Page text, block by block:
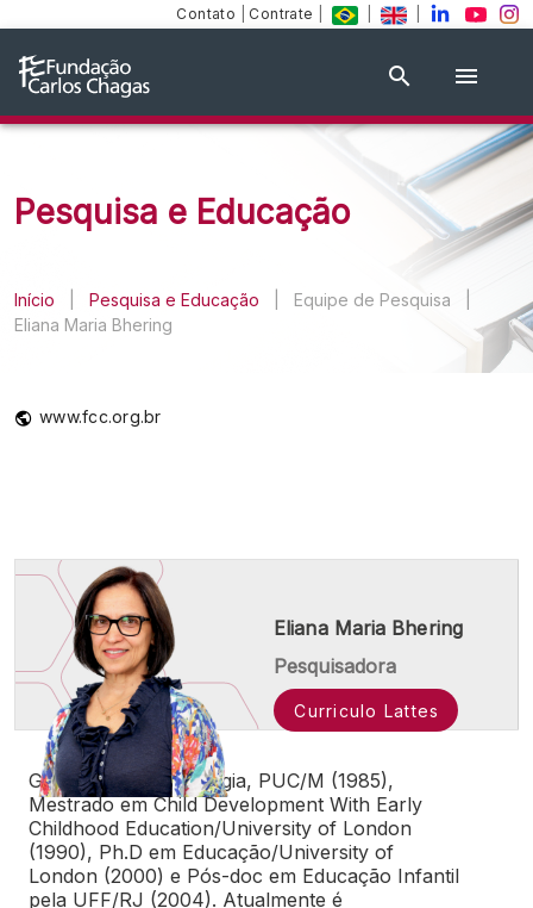
Contato Contrate
Pesquisa e Educação
Início Pesquisa e Educação Equipe de Pesquisa
Eliana Maria Bhering
www.fcc.org.br
Eliana Maria Bhering
Pesquisadora
Curriculo Lattes
Graduada em Psicologia, PUC/M (1985),
Mestrado em Child Development With Early
Childhood Education/University of London
(1990), Ph.D em Educação/University of
London (2000) e Pós-doc em Educação Infantil
pela UFF/RJ (2004). Atualmente é